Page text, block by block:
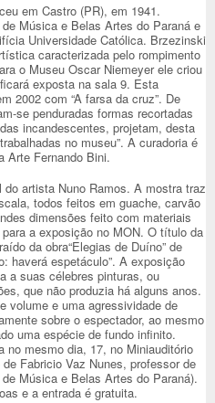
em Castro (PR), em 1941.
Música e Belas Artes do Paraná e
Universidade Católica. Brzezinski
caracterizada pelo rompimento
o Museu Oscar Niemeyer ele criou
exposta na sala 9. Esta
2002 com “A farsa da cruz”. De
se penduradas formas recortadas
incandescentes, projetam, desta
no museu”. A curadoria é
Arte Fernando Bini.
do artista Nuno Ramos. A mostra traz
todos feitos em guache, carvão
dimensões feito com materiais
a exposição no MON. O título da
da obra“Elegias de Duíno” de
haverá espetáculo”. A exposição
a suas célebres pinturas, ou
que não produzia há alguns anos.
volume e uma agressividade de
sobre o espectador, ao mesmo
uma espécie de fundo infinito.
no mesmo dia, 17, no Miniauditório
Fabricio Vaz Nunes, professor de
Música e Belas Artes do Paraná).
e a entrada é gratuita.